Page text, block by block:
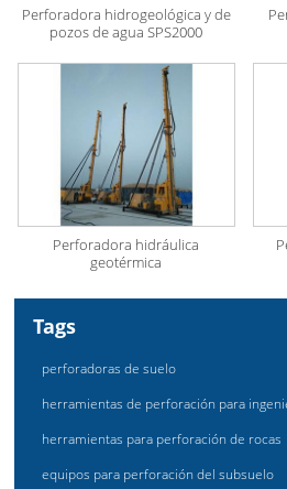
Perforadora hidrogeológica y de
pozos de agua SPS2000
Perforadora hidráulica
geotérmica
Tags
perforadoras de suelo
herramientas de perforación para
herramientas para perforación de rocas
equipos para perforación del subsuelo